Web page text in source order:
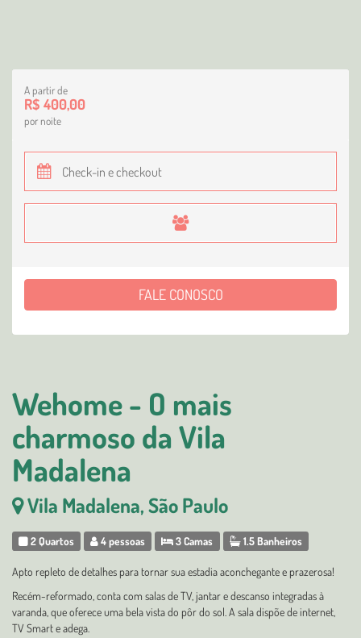
Wehome - O mais
charmoso da Vila
Madalena
Vila Madalena, São Paulo
2 Quartos 4 pessoas 3 Camas 1.5 Banheiros
Apto repleto de detalhes para tornar sua estadia aconchegante e prazerosa!
Recém-reformado, conta com salas de TV, jantar e descanso integradas à
varanda, que oferece uma bela vista do pôr do sol. A sala dispõe de internet,
TV Smart e adega.
A partir de
R$ 400,00
por noite
FALE CONOSCO